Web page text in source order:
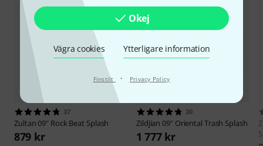
Okej
Vägra cookies Ytterligare information
Finstilt · Privacy Policy
37
Zultan 09" Rock Beat Splash
879 kr
30
Zildjian 09" Oriental Trash Splash
1 777 kr